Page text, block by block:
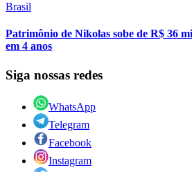
Brasil
Patrimônio de Nikolas sobe de R$ 36
em 4 anos
Siga nossas redes
WhatsApp
Telegram
Facebook
Instagram